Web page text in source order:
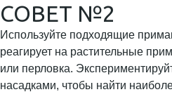
СОВЕТ №2
Используйте подходящие
реагирует на растительные
или перловка.
насадками, чтобы найти